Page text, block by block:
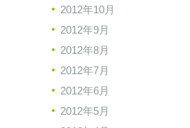
2012年10月
2012年9月
2012年8月
2012年7月
2012年6月
2012年5月